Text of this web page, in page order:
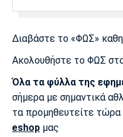
Λίβερπουλ
Ίντερ
Διαβάστε το «ΦΩΣ»
Ακολουθήστε το ΦΩΣ
Όλα τα φύλλα της
σήμερα με σημαντικά
τα προμηθευτείτε τώρα
eshop μας